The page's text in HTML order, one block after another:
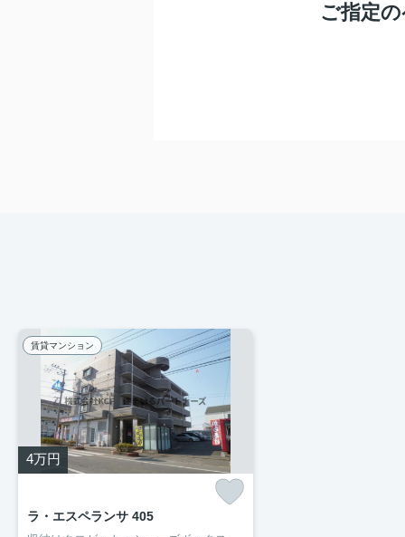
ご指定
賃貸マンション
4万円
ラ・エスペランサ 405